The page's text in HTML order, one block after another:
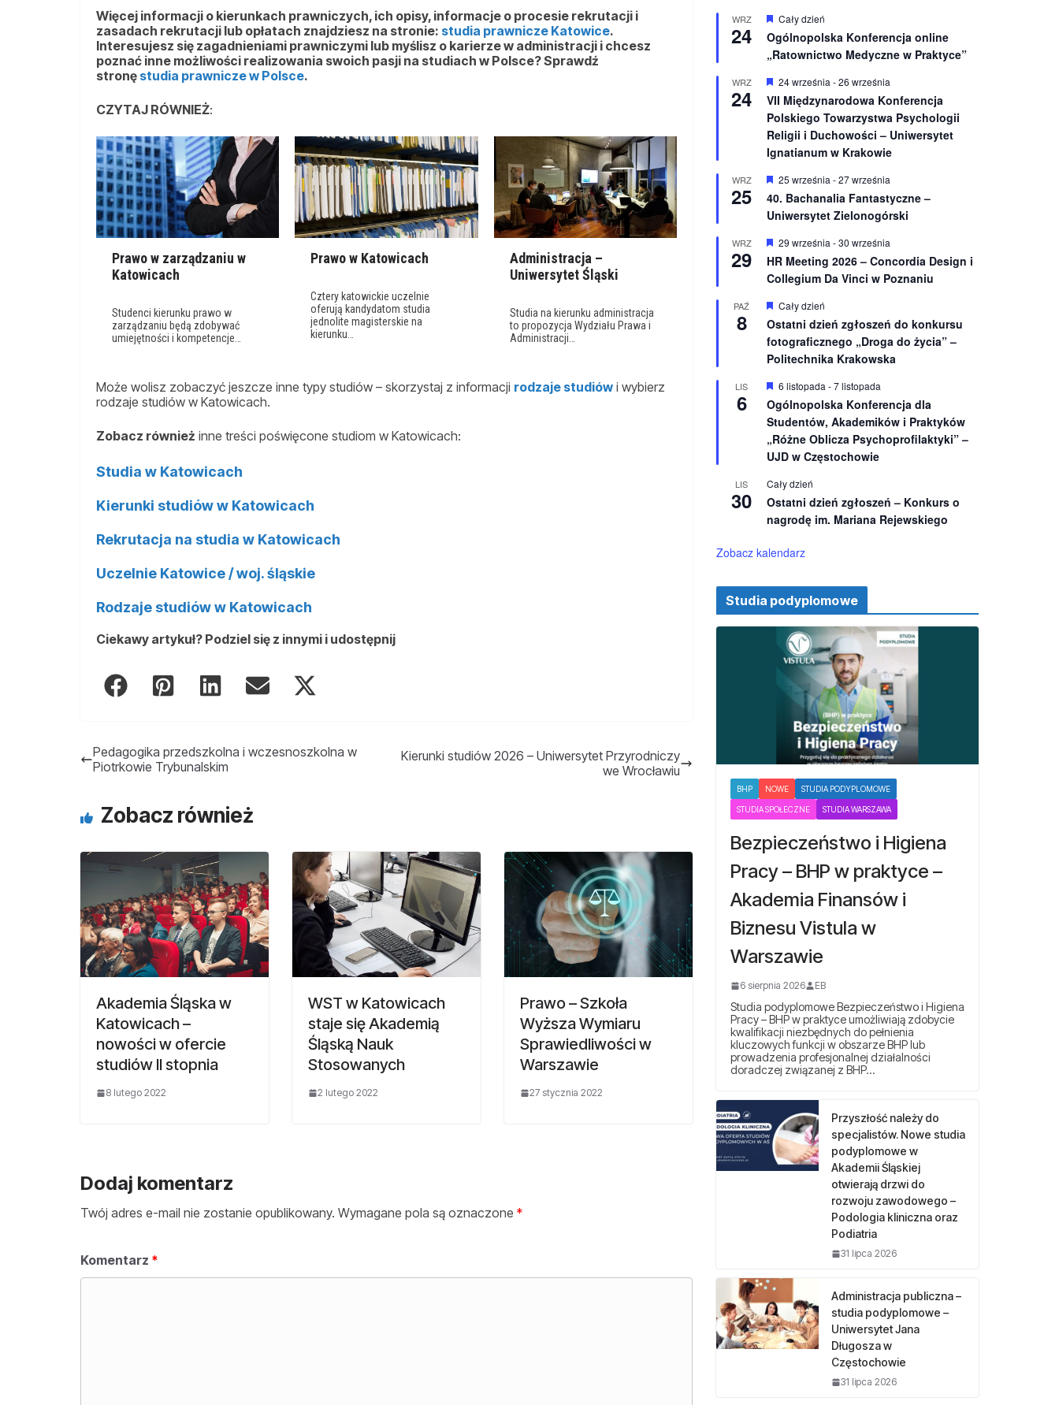
Więcej informacji o kierunkach prawniczych, ich opisy, informacje o procesie rekrutacji i
zasadach rekrutacji lub opłatach znajdziesz na stronie: studia prawnicze Katowice.
Interesujesz się zagadnieniami prawniczymi lub myślisz o karierze w administracji i chcesz
poznać inne możliwości realizowania swoich pasji na studiach w Polsce? Sprawdź
stronę studia prawnicze w Polsce.
CZYTAJ RÓWNIEŻ:
Prawo w zarządzaniu w
Katowicach
Studenci kierunku prawo w
zarządzaniu będą zdobywać
umiejętności i kompetencje…
Prawo w Katowicach
Cztery katowickie uczelnie
oferują kandydatom studia
jednolite magisterskie na
kierunku…
Administracja –
Uniwersytet Śląski
Studia na kierunku administracja
to propozycja Wydziału Prawa i
Administracji…
Może wolisz zobaczyć jeszcze inne typy studiów – skorzystaj z informacji rodzaje studiów i wybierz
rodzaje studiów w Katowicach.
Zobacz również inne treści poświęcone studiom w Katowicach:
Studia w Katowicach
Kierunki studiów w Katowicach
Rekrutacja na studia w Katowicach
Uczelnie Katowice / woj. śląskie
Rodzaje studiów w Katowicach
Ciekawy artykuł? Podziel się z innymi i udostępnij
Pedagogika przedszkolna i wczesnoszkolna w
Piotrkowie Trybunalskim
Kierunki studiów 2026 – Uniwersytet Przyrodniczy
we Wrocławiu
Zobacz również
Akademia Śląska w
Katowicach –
nowości w ofercie
studiów II stopnia
8 lutego 2022
WST w Katowicach
staje się Akademią
Śląską Nauk
Stosowanych
2 lutego 2022
Prawo – Szkoła
Wyższa Wymiaru
Sprawiedliwości w
Warszawie
27 stycznia 2022
Dodaj komentarz
Twój adres e-mail nie zostanie opublikowany. Wymagane pola są oznaczone *
Komentarz *
WRZ
24
W
r
ó
n
i
o
n
e
Cały dzień
Ogólnopolska Konferencja online
„Ratownictwo Medyczne w Praktyce”
WRZ
24
W
y
r
ó
ż
n
i
n
e
24 września -26 września
VII Międzynarodowa Konferencja
Polskiego Towarzystwa Psychologii
Religii i Duchowości – Uniwersytet
Ignatianum w Krakowie
WRZ
25
W
r
ó
n
i
o
n
25 września -27 września
40. Bachanalia Fantastyczne –
Uniwersytet Zielonogórski
WRZ
29
W
y
r
ó
n
o
n
e
29 września -30 września
HR Meeting 2026 – Concordia Design i
Collegium Da Vinci w Poznaniu
PAŹ
8
W
r
ó
ż
n
i
o
n
e
Cały dzień
Ostatni dzień zgłoszeń do konkursu
fotograficznego „Droga do życia” –
Politechnika Krakowska
LIS
6
W
r
ó
ż
n
i
n
e
6 listopada -7 listopada
Ogólnopolska Konferencja dla
Studentów, Akademików i Praktyków
„Różne Oblicza Psychoprofilaktyki” –
UJD w Częstochowie
LIS
30
Cały dzień
Ostatni dzień zgłoszeń – Konkurs o
nagrodę im. Mariana Rejewskiego
Zobacz kalendarz
Studia podyplomowe
BHP NOWE STUDIA PODYPLOMOWE
STUDIA SPOŁECZNE STUDIA WARSZAWA
Bezpieczeństwo i Higiena
Pracy – BHP w praktyce –
Akademia Finansów i
Biznesu Vistula w
Warszawie
6 sierpnia 2026 EB
Studia podyplomowe Bezpieczeństwo i Higiena
Pracy – BHP w praktyce umożliwiają zdobycie
kwalifikacji niezbędnych do pełnienia
kluczowych funkcji w obszarze BHP lub
prowadzenia profesjonalnej działalności
doradczej związanej z BHP…
Przyszłość należy do
specjalistów. Nowe studia
podyplomowe w
Akademii Śląskiej
otwierają drzwi do
rozwoju zawodowego –
Podologia kliniczna oraz
Podiatria
31 lipca 2026
Administracja publiczna –
studia podyplomowe –
Uniwersytet Jana
Długosza w
Częstochowie
31 lipca 2026